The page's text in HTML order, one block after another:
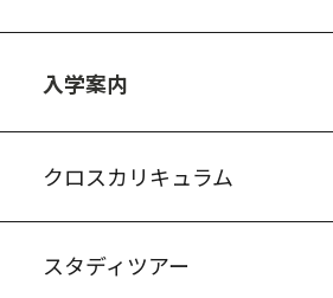
入学案内
クロスカリキュラム
スタディツアー